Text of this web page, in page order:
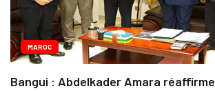
MAROC
Bangui : Abdelkader Amara